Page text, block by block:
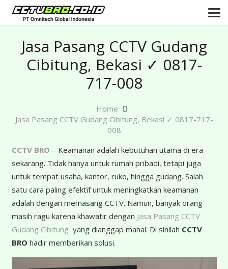
Jasa Pasang CCTV Gudang
Cibitung, Bekasi ✓ 0817-
717-008
Home
Jasa Pasang CCTV Gudang Cibitung, Bekasi ✓ 0817-717-
008
CCTV BRO – Keamanan adalah kebutuhan utama di era
sekarang. Tidak hanya untuk rumah pribadi, tetapi juga
untuk tempat usaha, kantor, ruko, hingga gudang. Salah
satu cara paling efektif untuk meningkatkan keamanan
adalah dengan memasang CCTV. Namun, banyak orang
masih ragu karena khawatir dengan Jasa Pasang CCTV
Gudang Cibitung yang dianggap mahal. Di sinilah CCTV
BRO hadir memberikan solusi.